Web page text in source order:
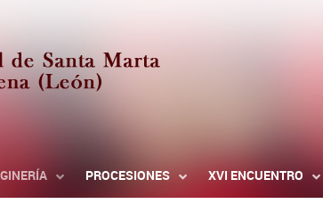
PROCESIONES XVI ENCUENTRO